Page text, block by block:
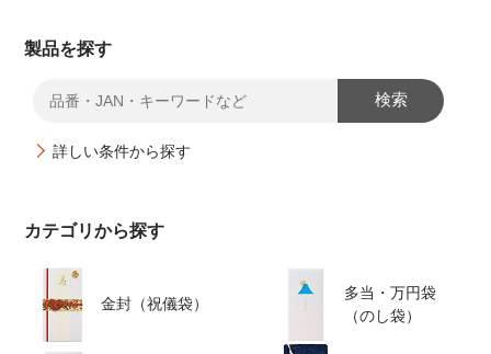
製品を探す
検索
詳しい条件から探す
カテゴリから探す
金封（祝儀袋）
多当・万円袋
（のし袋）